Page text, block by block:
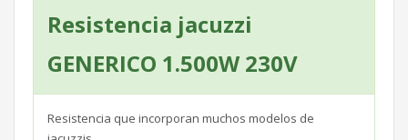
Resistencia jacuzzi
GENERICO 1.500W 230V
Resistencia que incorporan muchos modelos de